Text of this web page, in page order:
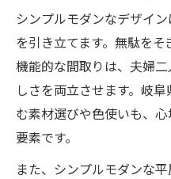
シンプルモダンなデザイ
を引き立てます。無駄を
機能的な間取りは、夫婦
しさを両立させます。岐
む素材選びや色使いも、
要素です。
また、シンプルモダンな